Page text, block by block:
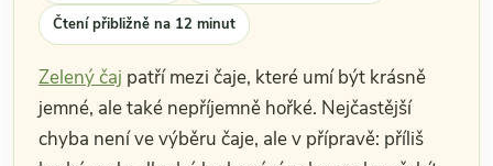
Čtení přibližně na 12 minut
Zelený čaj patří mezi čaje, které umí být krásně
jemné, ale také nepříjemně hořké. Nejčastější
chyba není ve výběru čaje, ale v přípravě: příliš